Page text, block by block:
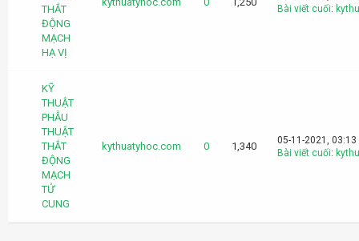
THẮT
ĐỘNG
MẠCH
HẠ VỊ
Bài viết cuối:
KỸ
THUẬT
PHẪU
THUẬT
THẮT
ĐỘNG
MẠCH
TỬ
CUNG
kythuatyhoc.com 0 1,340
05-11-2021, 03:13
Bài viết cuối: